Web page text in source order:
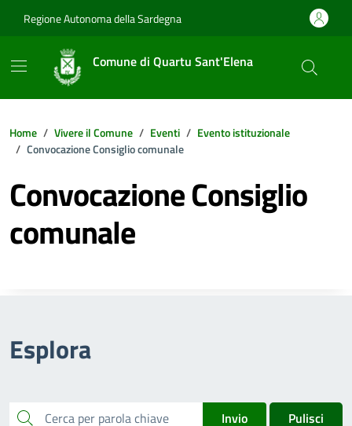
Regione Autonoma della Sardegna
Comune di Quartu Sant'Elena
Home Vivere il Comune Eventi
Evento istituzionale
Convocazione Consiglio comunale
Convocazione Consiglio
comunale
Esplora
cerca Invio Pulisci